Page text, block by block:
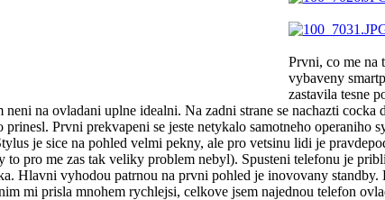
Prvni, co me na
vybaveny
zastavila tesne
na ovladani uplne idealni. Na zadni strane se nachazti
Prvni prekvapeni se jeste netykalo samotneho
je sice na pohled velmi pekny, ale pro vetsinu lidi je
pro me zas tak veliky problem nebyl). Spusteni telefonu je
Hlavni vyhodou patrnou na prvni pohled je inovovany
mi prisla mnohem rychlejsi, celkove jsem najednou telefon